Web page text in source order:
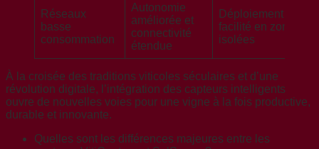
Réseaux
basse
consommation
Autonomie
améliorée et
connectivité
étendue
Déploiement
facilité en zones
isolées
À la croisée des traditions viticoles séculaires et d’une
révolution digitale, l’intégration des capteurs intelligents
ouvre de nouvelles voies pour une vigne à la fois productive,
durable et innovante.
Quelles sont les différences majeures entre les